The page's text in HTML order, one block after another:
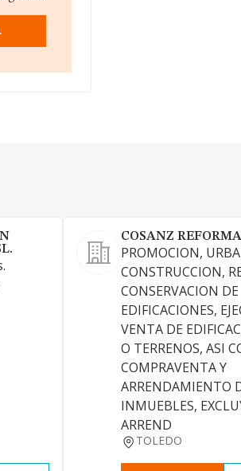
COSANZ
PROMOCION,
CONSTRUCCION,
CONSERVACION DE
EDIFICACIONES,
VENTA DE
O TERRENOS, ASI
COMPRAVENTA Y
ARRENDAMIENTO
INMUEBLES,
ARREND
TOLEDO